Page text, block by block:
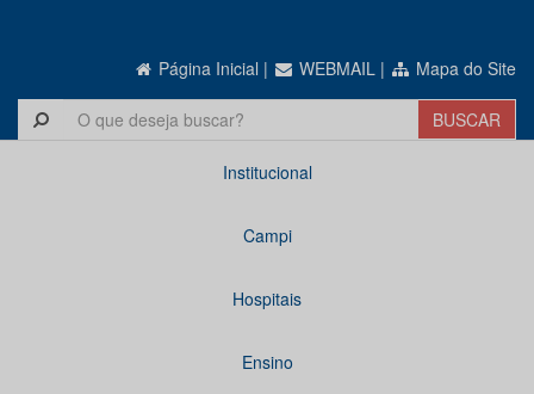
Página Inicial | WEBMAIL | Mapa do Site
Institucional
Campi
Hospitais
Ensino